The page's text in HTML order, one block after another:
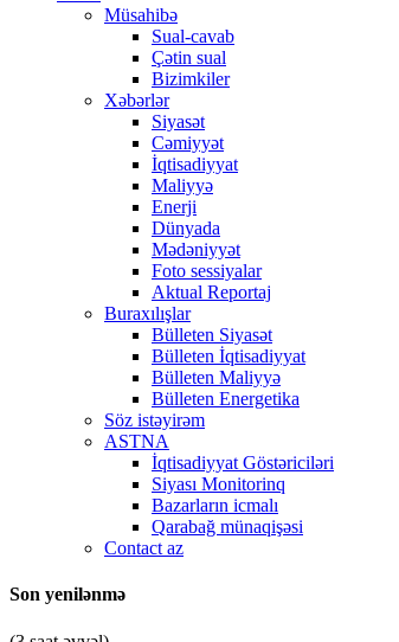
Müsahibə
Sual-cavab
Çətin sual
Bizimkiler
Xəbərlər
Siyasət
Cəmiyyət
İqtisadiyyat
Maliyyə
Enerji
Dünyada
Mədəniyyət
Foto sessiyalar
Aktual Reportaj
Buraxılışlar
Bülleten Siyasət
Bülleten İqtisadiyyat
Bülleten Maliyyə
Bülleten Energetika
Söz istəyirəm
ASTNA
İqtisadiyyat Göstəriciləri
Siyası Monitorinq
Bazarların icmalı
Qarabağ münaqişəsi
Contact az
Son yenilənmə